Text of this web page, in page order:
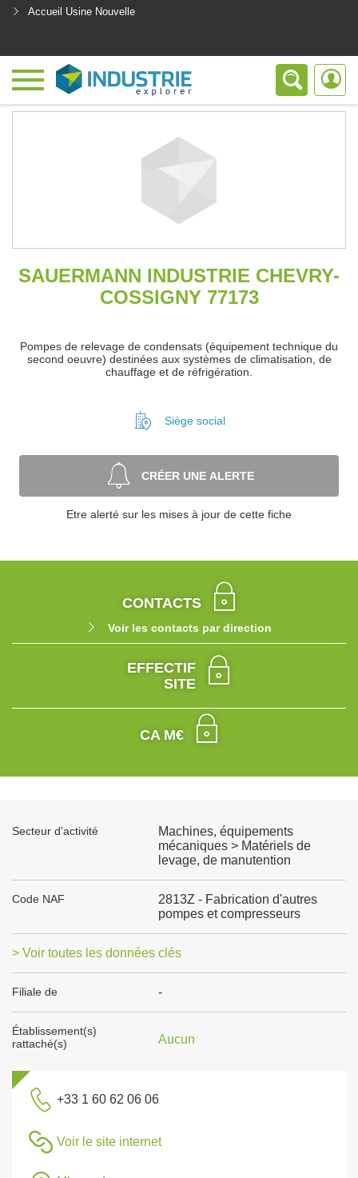
Accueil Usine Nouvelle
SAUERMANN INDUSTRIE CHEVRY-
COSSIGNY 77173
Pompes de relevage de condensats (équipement technique du
second oeuvre) destinées aux systèmes de climatisation, de
chauffage et de réfrigération.
Siège social
CRÉER UNE ALERTE
Etre alerté sur les mises à jour de cette fiche
CONTACTS
Voir les contacts par direction
EFFECTIF
SITE
CA M€
Secteur d'activité
Machines, équipements
mécaniques > Matériels de
levage, de manutention
Code NAF
2813Z - Fabrication d'autres
pompes et compresseurs
> Voir toutes les données clés
Filiale de -
Établissement(s)
rattaché(s)
Aucun
+33 1 60 62 06 06
Voir le site internet